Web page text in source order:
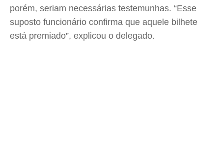
porém, seriam necessárias testemunhas. “Esse
suposto funcionário confirma que aquele bilhete
está premiado”, explicou o delegado.